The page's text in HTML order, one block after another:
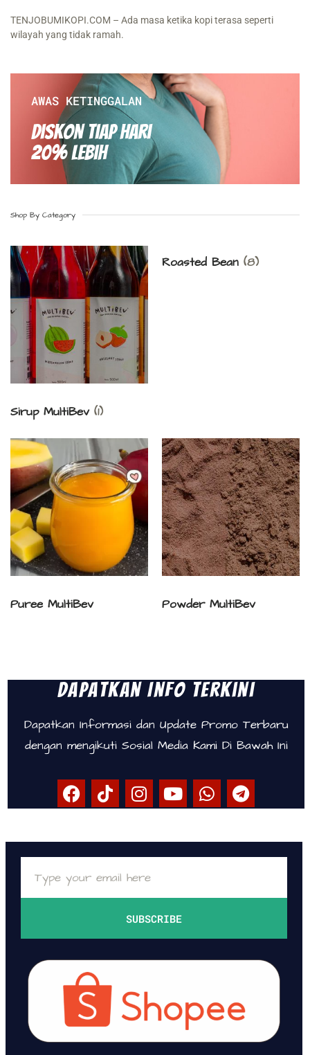
TENJOBUMIKOPI.COM – Ada masa ketika kopi terasa seperti
wilayah yang tidak ramah.
AWAS KETINGGALAN
Diskon Tiap hari
20% Lebih
Shop By Category
Sirup MultiBev (1)
Roasted Bean (8)
Puree MultiBev Powder MultiBev
Dapatkan Info Terkini
Dapatkan Informasi dan Update Promo Terbaru
dengan mengikuti Sosial Media Kami Di Bawah Ini
SUBSCRIBE